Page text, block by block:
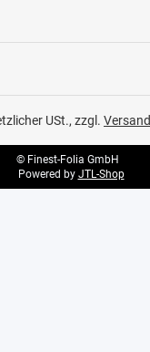
USt., zzgl. Versand
© Finest-Folia GmbH
Powered by JTL-Shop